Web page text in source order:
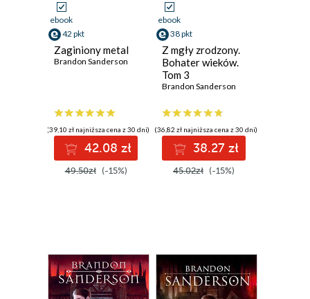
ebook
42 pkt
Zaginiony metal
Brandon Sanderson
(39,10 zł najniższa cena z 30 dni)
42.08 zł
49.50zł (-15%)
ebook
38 pkt
Z mgły zrodzony.
Bohater wieków.
Tom 3
Brandon Sanderson
(36,82 zł najniższa cena z 30 dni)
38.27 zł
45.02zł (-15%)